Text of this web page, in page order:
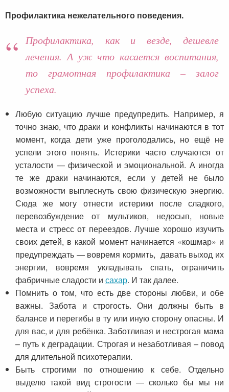
Профилактика нежелательного поведения.
Профилактика, как и везде, дешевле
лечения. А уж что касается воспитания,
то грамотная профилактика – залог
успеха.
Любую ситуацию лучше предупредить. Например, я
точно знаю, что драки и конфликты начинаются в тот
момент, когда дети уже проголодались, но ещё не
успели этого понять. Истерики часто случаются от
усталости — физической и эмоциональной. А иногда
те же драки начинаются, если у детей не было
возможности выплеснуть свою физическую энергию.
Сюда же могу отнести истерики после сладкого,
перевозбуждение от мультиков, недосып, новые
места и стресс от переездов. Лучше хорошо изучить
своих детей, в какой момент начинается «кошмар» и
предупреждать — вовремя кормить, давать выход их
энергии, вовремя укладывать спать, ограничить
фабричные сладости и сахар. И так далее.
Помнить о том, что есть две стороны любви, и обе
важны. Забота и строгость. Они должны быть в
балансе и перегибы в ту или иную сторону опасны. И
для вас, и для ребёнка. Заботливая и нестрогая мама
– путь к деградации. Строгая и незаботливая – повод
для длительной психотерапии.
Быть строгими по отношению к себе. Отдельно
выделю такой вид строгости — сколько бы мы ни